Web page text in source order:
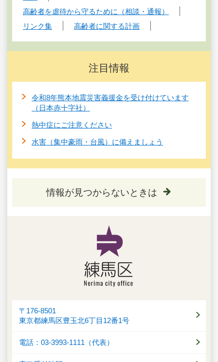
高齢者を虐待から守るために（相談・通報）
リンク集
高齢者に関する計画
注目情報
令和8年熊本地震災害義援金を受け付けています
（日本赤十字社）
熱中症にご注意ください
水害（集中豪雨・台風）に備えましょう
情報が見つからないときは
〒176-8501
東京都練馬区豊玉北6丁目12番1号
電話：03-3993-1111（代表）